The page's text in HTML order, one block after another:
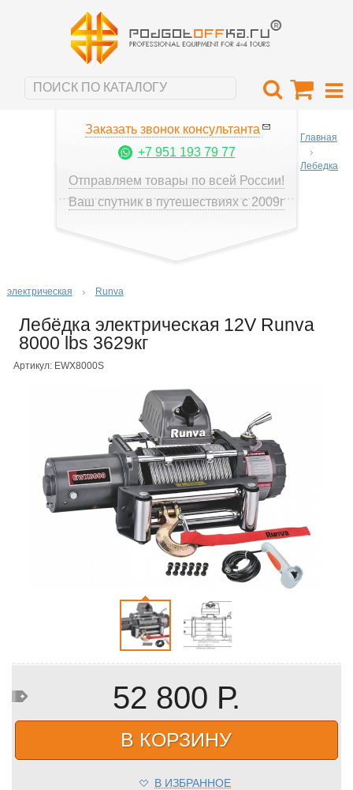
Заказать звонок консультанта
+7 951 193 79 77
Отправляем товары по всей России!
Ваш спутник в путешествиях с 2009г
Главная
Лебедка
электрическая Runva
Лебёдка электрическая 12V Runva
8000 lbs 3629кг
Артикул: EWX8000S
52 800 Р.
В КОРЗИНУ
В ИЗБРАННОЕ